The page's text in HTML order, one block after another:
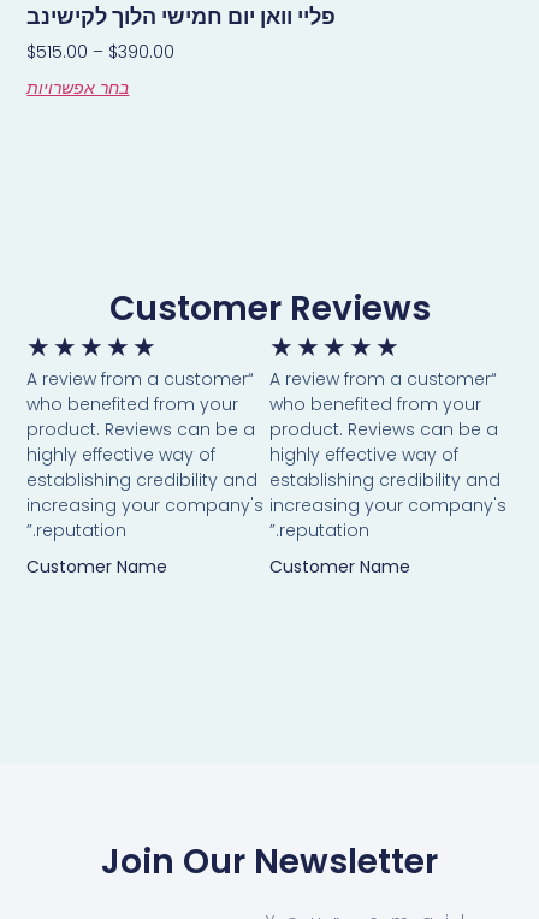
פליי וואן יום חמישי הלוך לקישינב
$390.00
–
$515.00
בחר אפשרויות
Customer Reviews
★
★
★
★
★
“A review from a customer
who benefited from your
product. Reviews can be a
highly effective way of
establishing credibility and
increasing your company's
reputation.”
Customer Name
★
★
★
★
★
“A review from a customer
who benefited from your
product. Reviews can be a
highly effective way of
establishing credibility and
increasing your company's
reputation.”
Customer Name
Join Our Newsletter